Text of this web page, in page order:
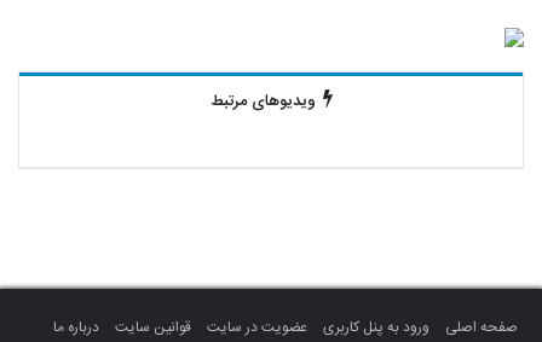
ویدیوهای مرتبط
صفحه اصلی ورود به پنل کاربری عضویت در سایت قوانین سایت
درباره ما